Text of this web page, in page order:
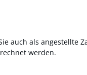
auch als
werden.